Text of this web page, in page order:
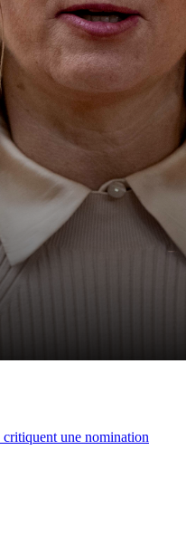
une nomination